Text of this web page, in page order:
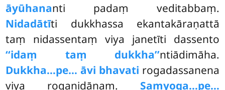
āyūhananti padaṃ veditabbaṃ.
Nidadātīti dukkhassa ekantakāraṇattā
taṃ nidassentaṃ viya janetīti dassento
‘‘idaṃ taṃ dukkha’’ntiādimāha.
Dukkha…pe… āvi bhavati rogadassanena
viya roganidānaṃ. Saṃyoga…pe…